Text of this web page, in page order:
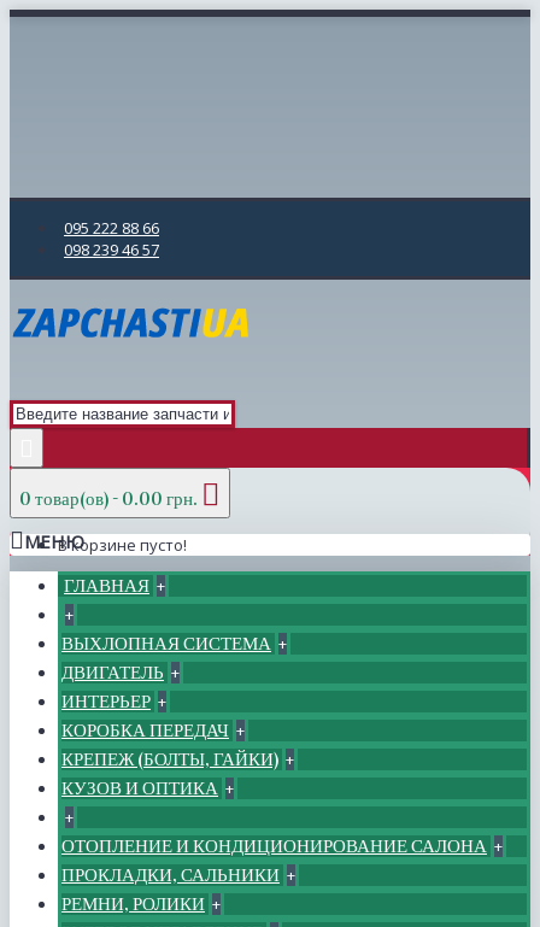
095 222 88 66
098 239 46 57
0 товар(ов) - 0.00 грн.
В корзине пусто!
МЕНЮ
ГЛАВНАЯ +
+
ВЫХЛОПНАЯ СИСТЕМА +
ДВИГАТЕЛЬ +
ИНТЕРЬЕР +
КОРОБКА ПЕРЕДАЧ +
КРЕПЕЖ (БОЛТЫ, ГАЙКИ) +
КУЗОВ И ОПТИКА +
+
ОТОПЛЕНИЕ И КОНДИЦИОНИРОВАНИЕ САЛОНА +
ПРОКЛАДКИ, САЛЬНИКИ +
РЕМНИ, РОЛИКИ +